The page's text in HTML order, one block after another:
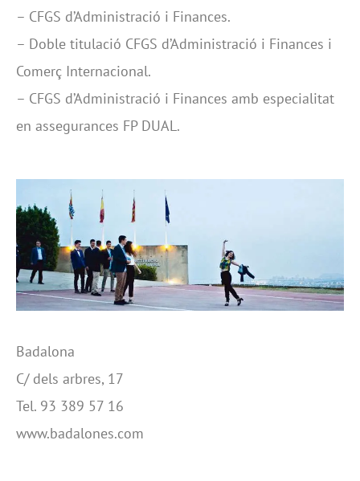
– CFGS d’Administració i Finances.
– Doble titulació CFGS d’Administració i Finances i
Comerç Internacional.
– CFGS d’Administració i Finances amb especialitat
en assegurances FP DUAL.
Badalona
C/ dels arbres, 17
Tel. 93 389 57 16
www.badalones.com